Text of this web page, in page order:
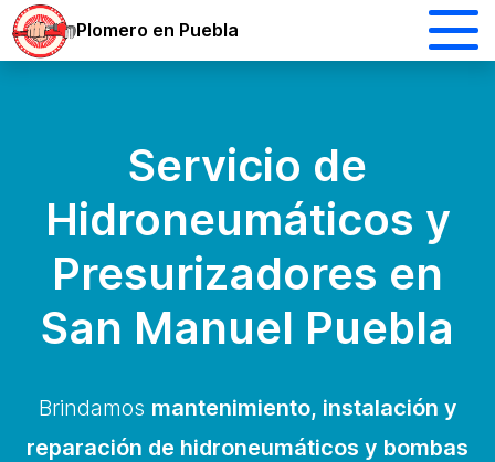
Plomero en Puebla
Servicio de
Hidroneumáticos y
Presurizadores en
San Manuel Puebla
Brindamos mantenimiento, instalación y
reparación de hidroneumáticos y bombas